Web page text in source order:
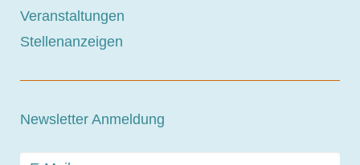
Veranstaltungen
Stellenanzeigen
Newsletter Anmeldung